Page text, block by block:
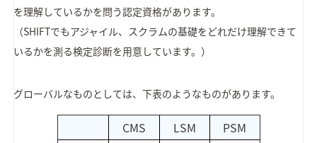
を理解しているかを問う認定資格があります。
（SHIFTでもアジャイル、スクラムの基礎をどれだけ理解できて
いるかを測る検定診断を用意しています。）
グローバルなものとしては、下表のようなものがあります。
CMS LSM PSM